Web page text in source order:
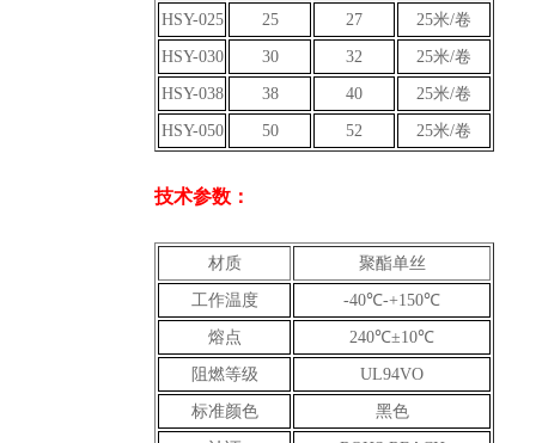
HSY-025 25 27 25米/卷
HSY-030 30 32 25米/卷
HSY-038 38 40 25米/卷
HSY-050 50 52 25米/卷
技术参数：
材质 聚酯单丝
工作温度 -40℃-+150℃
熔点 240℃±10℃
阻燃等级 UL94VO
标准颜色 黑色